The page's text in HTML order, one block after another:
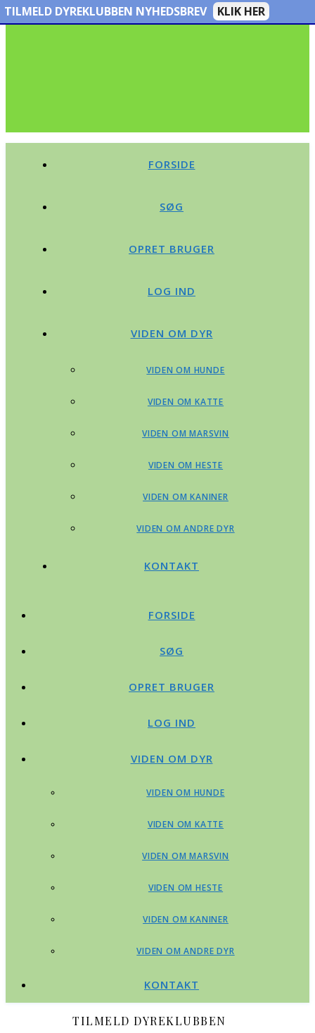
FORSIDE
SØG
OPRET BRUGER
LOG IND
VIDEN OM DYR
VIDEN OM HUNDE
VIDEN OM KATTE
VIDEN OM MARSVIN
VIDEN OM HESTE
VIDEN OM KANINER
VIDEN OM ANDRE DYR
KONTAKT
FORSIDE
SØG
OPRET BRUGER
LOG IND
VIDEN OM DYR
VIDEN OM HUNDE
VIDEN OM KATTE
VIDEN OM MARSVIN
VIDEN OM HESTE
VIDEN OM KANINER
VIDEN OM ANDRE DYR
KONTAKT
TILMELD DYREKLUBBEN
TILMELD DYREKLUBBEN NYHEDSBREV KLIK HER